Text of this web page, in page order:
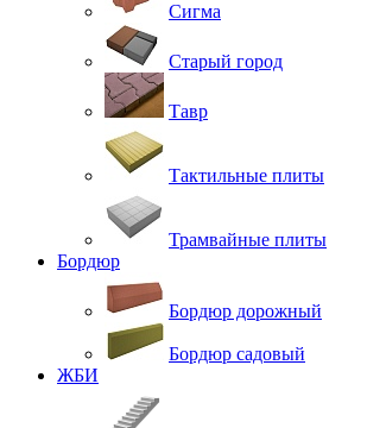
Сигма
Старый город
Тавр
Тактильные плиты
Трамвайные плиты
Бордюр
Бордюр дорожный
Бордюр садовый
ЖБИ